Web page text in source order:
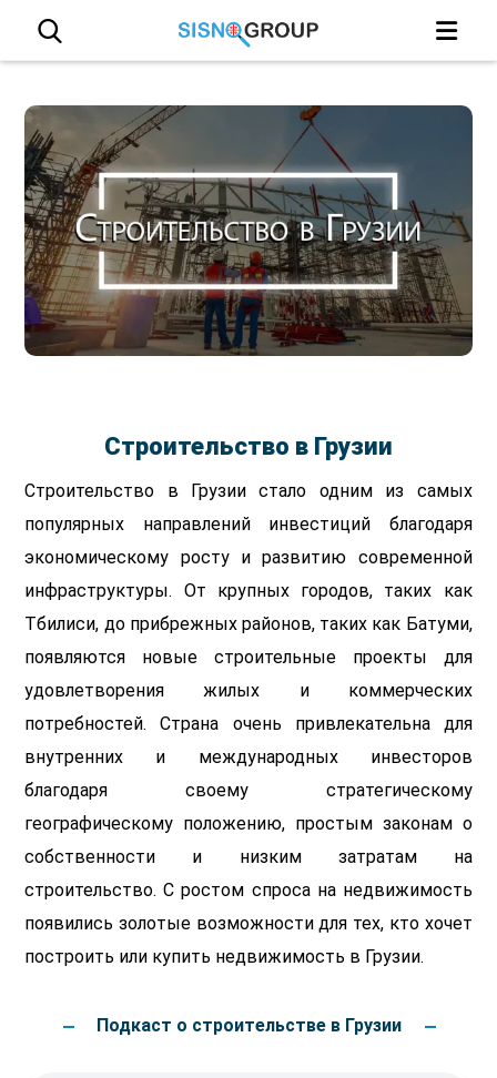
Строительство в Грузии
Строительство в Грузии стало одним из самых
популярных направлений инвестиций благодаря
экономическому росту и развитию современной
инфраструктуры. От крупных городов, таких как
Тбилиси, до прибрежных районов, таких как Батуми,
появляются новые строительные проекты для
удовлетворения жилых и коммерческих
потребностей. Страна очень привлекательна для
внутренних и международных инвесторов
благодаря своему стратегическому
географическому положению, простым законам о
собственности и низким затратам на
строительство. С ростом спроса на недвижимость
появились золотые возможности для тех, кто хочет
построить или купить недвижимость в Грузии.
Подкаст о строительстве в Грузии